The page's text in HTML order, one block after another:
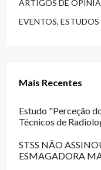
ARTIGOS DE
EVENTOS,
Mais Recentes
Estudo "Perceção
Técnicos de
STSS NÃO
ESMAGADORA